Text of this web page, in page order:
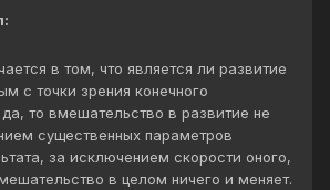
в том, что является ли развитие
с точки зрения конечного
то вмешательство в развитие не
существенных параметров
за исключением скорости оного,
в целом ничего и меняет.